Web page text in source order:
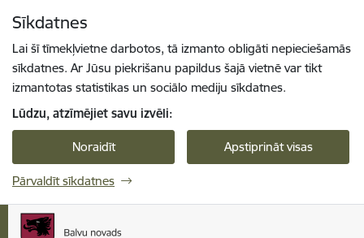
Sīkdatnes
Lai šī tīmekļvietne darbotos, tā izmanto obligāti nepieciešamās
sīkdatnes. Ar Jūsu piekrišanu papildus šajā vietnē var tikt
izmantotas statistikas un sociālo mediju sīkdatnes.
Lūdzu, atzīmējiet savu izvēli:
Noraidīt Apstiprināt visas
Pārvaldīt sīkdatnes